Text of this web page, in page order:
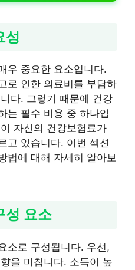
성
우 중요한 요소입니다.
로 인한 의료비를 부담하
다. 그렇기 때문에 건강
는 필수 비용 중 하나입
자신의 건강보험료가
고 있습니다. 이번 섹션
법에 대해 자세히 알아보
성 요소
소로 구성됩니다. 우선,
을 미칩니다. 소득이 높